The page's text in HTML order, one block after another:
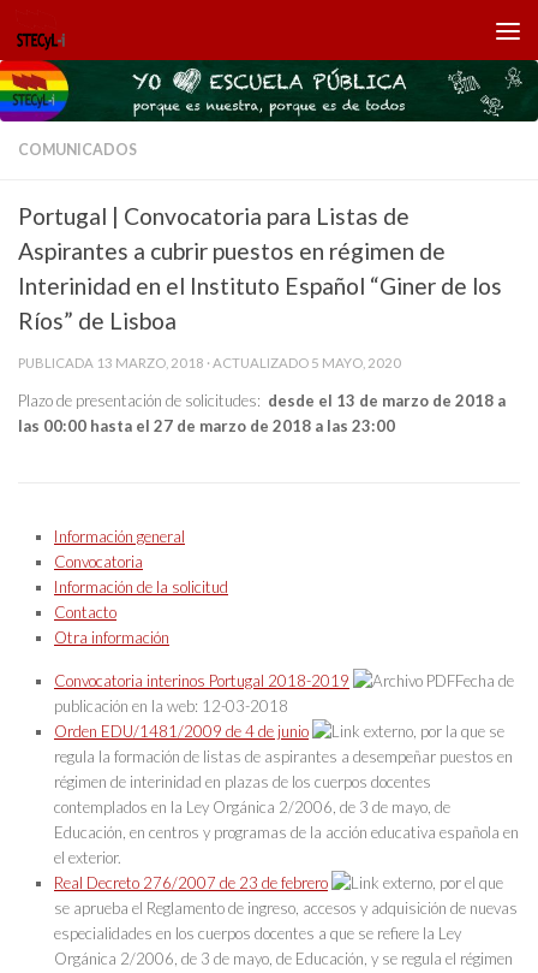
Saltar al contenido
COMUNICADOS
Portugal | Convocatoria para Listas de
Aspirantes a cubrir puestos en régimen de
Interinidad en el Instituto Español “Giner de los
Ríos” de Lisboa
PUBLICADA 13 MARZO, 2018 · ACTUALIZADO 5 MAYO, 2020
Plazo de presentación de solicitudes: desde el 13 de marzo de 2018 a
las 00:00 hasta el 27 de marzo de 2018 a las 23:00
Información general
Convocatoria
Información de la solicitud
Contacto
Otra información
Convocatoria interinos Portugal 2018-2019
Fecha de
publicación en la web: 12-03-2018
Orden EDU/1481/2009 de 4 de junio
, por la que se
regula la formación de listas de aspirantes a desempeñar puestos en
régimen de interinidad en plazas de los cuerpos docentes
contemplados en la Ley Orgánica 2/2006, de 3 de mayo, de
Educación, en centros y programas de la acción educativa española en
el exterior.
Real Decreto 276/2007 de 23 de febrero
, por el que
se aprueba el Reglamento de ingreso, accesos y adquisición de nuevas
especialidades en los cuerpos docentes a que se refiere la Ley
Orgánica 2/2006, de 3 de mayo, de Educación, y se regula el régimen